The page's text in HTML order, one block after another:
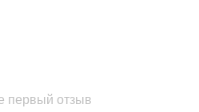
первый отзыв